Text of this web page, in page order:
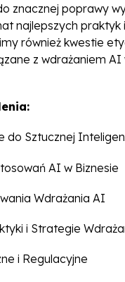
znacznej poprawy
najlepszych praktyk
również kwestie
z wdrażaniem AI
do Sztucznej
AI w Biznesie
Wdrażania AI
i Strategie
i Regulacyjne